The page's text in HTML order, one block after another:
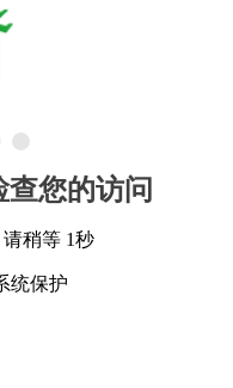
您的访问
稍等 1秒
统保护